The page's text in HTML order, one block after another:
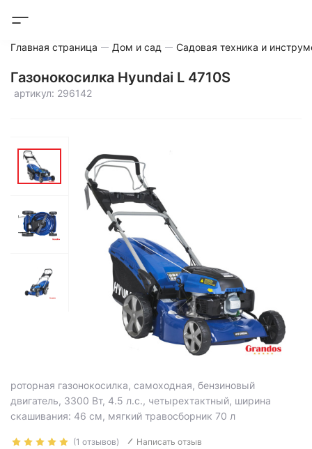
Главная страница Дом и сад Садовая техника и
Газонокосилка Hyundai L 4710S
артикул: 296142
роторная газонокосилка, самоходная, бензиновый
двигатель, 3300 Вт, 4.5 л.с., четырехтактный, ширина
скашивания: 46 см, мягкий травосборник 70 л
(1 отзывов) Написать отзыв